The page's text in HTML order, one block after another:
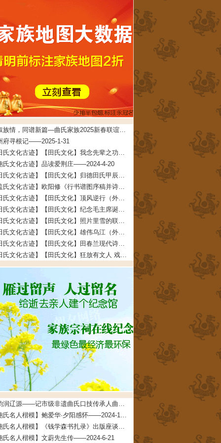
共叙族情，同谱新篇—曲氏家族2025新春联谊会在牟平圆满举办——2025-5-7
府寻根记——2025-1-31
【田氏文化古迹】【田氏文化】我念先辈之功德 文/田启礼——2024-4-22
氏文化古迹】品读爱荆庄——2024-4-20
【田氏文化古迹】【田氏文化】归德田氏甲辰年清明团圆拜祖大典拜祖文——2024-4-11
【盖氏文化古迹】欧阳修《行书谱图序稿并诗》——2024-2-7
【田氏文化古迹】【田氏文化】顶风逆行（外五首） 文/田春兰——2024-2-3
【田氏文化古迹】【田氏文化】纪念毛主席诞辰一百三十周年 文/田仁刚——2023-12-27
【田氏文化古迹】【田氏文化】照片里雪的联想（附：田承堂读后感）文/田先奇——2023-12-23
【田氏文化古迹】【田氏文化】雄伟乌江（外五首） 文/田福宏——2023-12-5
【田氏文化古迹】【田氏文化】田春兰现代诗四首 文/田春兰——2023-11-30
【田氏文化古迹】【田氏文化】狂放有文人 戏说多潦倒 文/田先奇——2023-11-24
曲韵润辽源——记市级非遗曲氏口技传承人曲道德——2026-4-24
【鲍氏名人楷模】鲍爱华·夕阳感怀——2024-10-24
【鲍氏名人楷模】《钱学森书扎录》出版座谈会上 鲍世行教授的发言摘要——2024-6-21
氏名人楷模】文蔚先生传——2024-6-21